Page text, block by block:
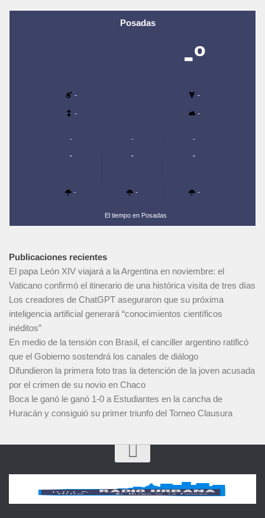
Posadas
-º
- -
- -
-
-
-
-
-
-
-
-
-
El tiempo en Posadas
Publicaciones recientes
El papa León XIV viajará a la Argentina en noviembre: el
Vaticano confirmó el itinerario de una histórica visita de tres días
Los creadores de ChatGPT aseguraron que su próxima
inteligencia artificial generará “conocimientos científicos
inéditos”
En medio de la tensión con Brasil, el canciller argentino ratificó
que el Gobierno sostendrá los canales de diálogo
Difundieron la primera foto tras la detención de la joven acusada
por el crimen de su novio en Chaco
Boca le ganó le ganó 1-0 a Estudiantes en la cancha de
Huracán y consiguió su primer triunfo del Torneo Clausura